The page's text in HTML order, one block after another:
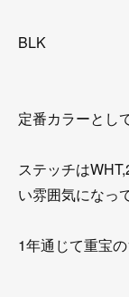
BLK
定番カラーとし
ステッチは
い雰囲気になっ
1年通じて重宝